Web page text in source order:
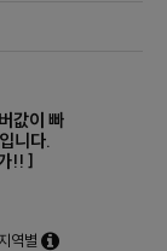
값이 빠
니다.
!! ]
지역별